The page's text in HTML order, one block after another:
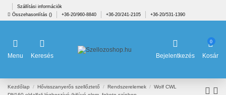
Szállítási információk
Összehasonlítás () +36-20/960-8840 +36-20/241-2105 +36-20/531-1390
Menu Keresés Bejelentkezés
0
Kosár
Kezdőlap Hővisszanyerős szellőztető Rendszerelemek
Wolf CWL